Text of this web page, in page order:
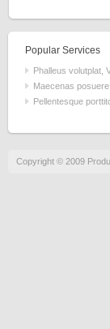
Popular Services
Phalleus volutplat,
Maecenas
Pellentesque
Copyright © 2009